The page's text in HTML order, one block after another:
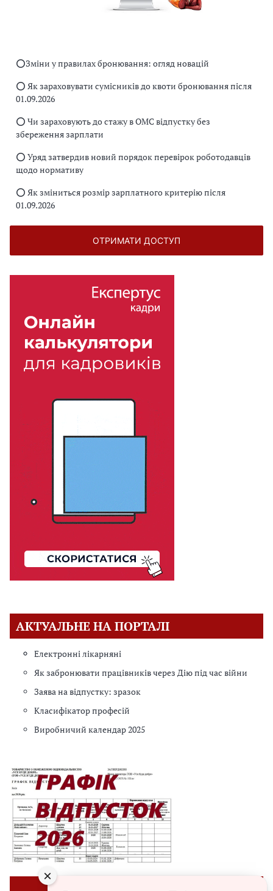
⭕️Зміни у правилах бронювання: огляд новацій
⭕️ Як зараховувати сумісників до квоти бронювання після
01.09.2026
⭕️ Чи зараховують до стажу в ОМС відпустку без
збереження зарплати
⭕️ Уряд затвердив новий порядок перевірок роботодавців
щодо нормативу
⭕️ Як зміниться розмір зарплатного критерію після
01.09.2026
ОТРИМАТИ ДОСТУП
АКТУАЛЬНЕ НА ПОРТАЛІ
Електронні лікарняні
Як забронювати працівників через Дію під час війни
Заява на відпустку: зразок
Класифікатор професій
Виробничий календар 2025
×